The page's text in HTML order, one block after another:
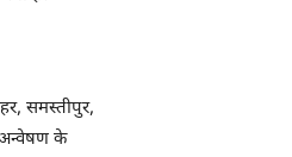
समस्तीपुर,
अन्वेषण के